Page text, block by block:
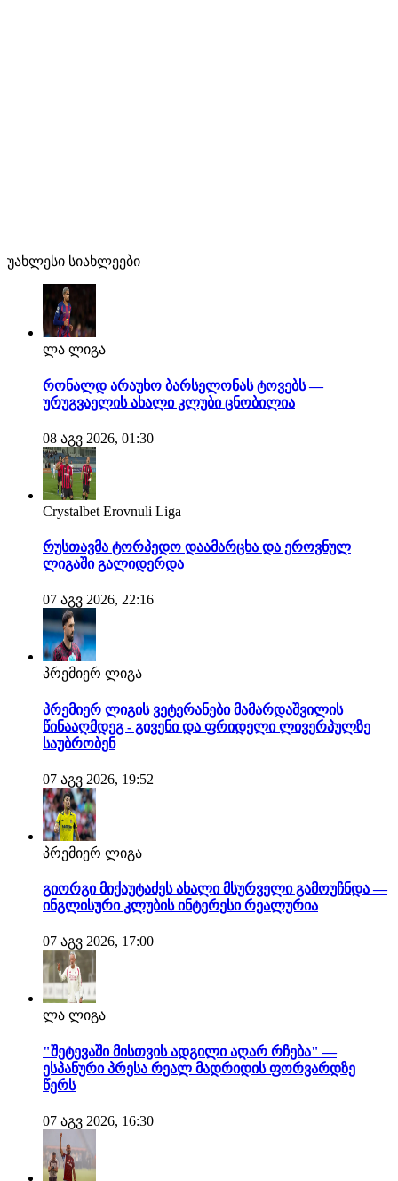
უახლესი სიახლეები
ლა ლიგა
რონალდ არაუხო ბარსელონას ტოვებს —
ურუგვაელის ახალი კლუბი ცნობილია
08 აგვ 2026, 01:30
Crystalbet Erovnuli Liga
რუსთავმა ტორპედო დაამარცხა და ეროვნულ
ლიგაში გალიდერდა
07 აგვ 2026, 22:16
პრემიერ ლიგა
პრემიერ ლიგის ვეტერანები მამარდაშვილის
წინააღმდეგ - გივენი და ფრიდელი ლივერპულზე
საუბრობენ
07 აგვ 2026, 19:52
პრემიერ ლიგა
გიორგი მიქაუტაძეს ახალი მსურველი გამოუჩნდა —
ინგლისური კლუბის ინტერესი რეალურია
07 აგვ 2026, 17:00
ლა ლიგა
"შეტევაში მისთვის ადგილი აღარ რჩება" —
ესპანური პრესა რეალ მადრიდის ფორვარდზე
წერს
07 აგვ 2026, 16:30